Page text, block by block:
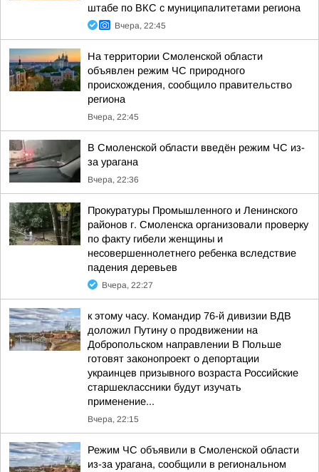
штабе по ВКС с муниципалитетами региона
Вчера, 22:45
На территории Смоленской области
объявлен режим ЧС природного
происхождения, сообщило правительство
региона
Вчера, 22:45
В Смоленской области введён режим ЧС из-
за урагана
Вчера, 22:36
Прокуратуры Промышленного и Ленинского
районов г. Смоленска организовали проверку
по факту гибели женщины и
несовершеннолетнего ребенка вследствие
падения деревьев
Вчера, 22:27
к этому часу. Командир 76-й дивизии ВДВ
доложил Путину о продвижении на
Добропольском направлении В Польше
готовят законопроект о депортации
украинцев призывного возраста Российские
старшеклассники будут изучать
применение...
Вчера, 22:15
Режим ЧС объявили в Смоленской области
из-за урагана, сообщили в региональном